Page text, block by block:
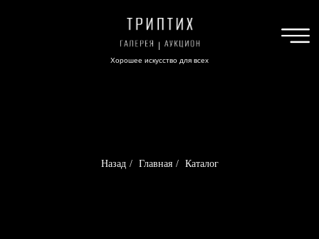
Хорошее искусство для всех
Назад / Главная / Каталог